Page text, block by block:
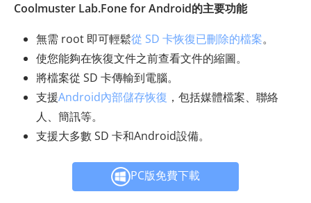
Coolmuster Lab.Fone for Android的主要功能
無需 root 即可輕鬆從 SD 卡恢復已刪除的檔案。
使您能夠在恢復文件之前查看文件的縮圖。
將檔案從 SD 卡傳輸到電腦。
支援Android內部儲存恢復 ，包括媒體檔案、聯絡
人、簡訊等。
支援大多數 SD 卡和Android設備。
PC版免費下載